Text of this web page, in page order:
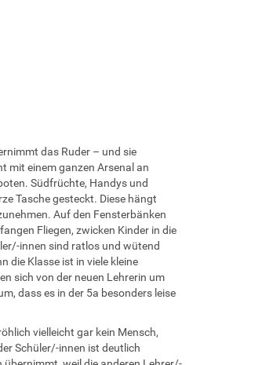
das Ruder – und sie
mit einem ganzen Arsenal an
Südfrüchte, Handys und
Tasche gesteckt. Diese hängt
Auf den Fensterbänken
Fliegen, zwicken Kinder in die
innen sind ratlos und wütend
die Klasse ist in viele kleine
sich von der neuen Lehrerin um
dass es in der 5a besonders leise
vielleicht gar kein Mensch,
Schüler/-innen ist deutlich